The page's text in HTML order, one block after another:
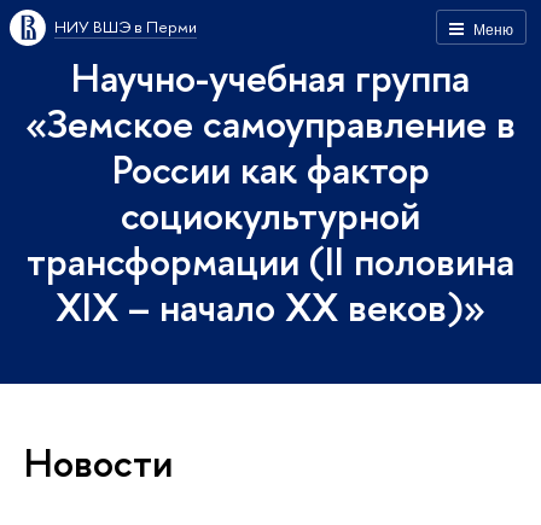
Меню
НИУ ВШЭ в Перми
Научно-учебная группа
«Земское самоуправление в
России как фактор
социокультурной
трансформации (II половина
XIX – начало XX веков)»
Новости